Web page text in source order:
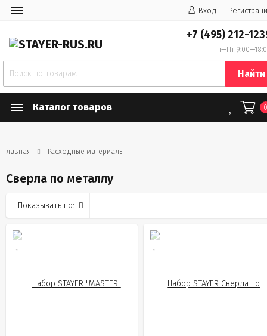
Вход
+7 (495) 212-
Пн—Пт
Найти
Каталог товаров
Главная Расходные материалы
Сверла по металлу
Показывать по: